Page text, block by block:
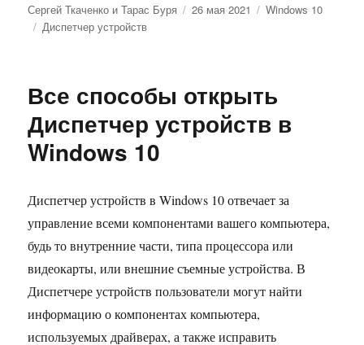
Автор
Сергей Ткаченко и Тарас Буря Опубликовано
26 мая 2021 Рубрики
Windows 10
Метки
Диспетчер устройств
Все способы открыть
Диспетчер устройств в
Windows 10
Диспетчер устройств в Windows 10 отвечает за
управление всеми компонентами вашего компьютера,
будь то внутренние части, типа процессора или
видеокарты, или внешние съемные устройства. В
Диспетчере устройств пользователи могут найти
информацию о компонентах компьютера,
используемых драйверах, а также исправить